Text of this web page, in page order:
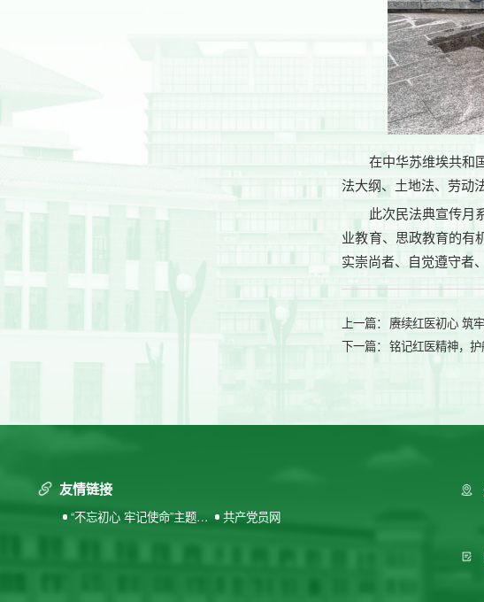
在中华苏维埃共和
法大纲、土地法、劳动
此次民法典宣传月
业教育、思政教育的有
实崇尚者、自觉遵守者
上一篇： 赓续红医初心 筑
下一篇： 铭记红医精神，
友情链接
“不忘初心 牢记使命”主题教
共产党员网